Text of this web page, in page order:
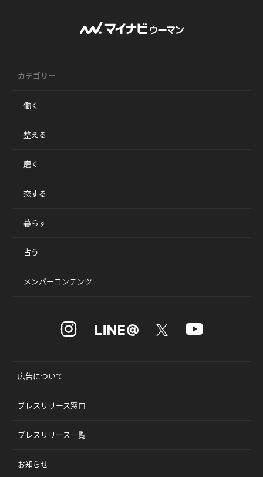
カテゴリー
働く
整える
磨く
恋する
暮らす
占う
メンバーコンテンツ
広告について
プレスリリース窓口
プレスリリース一覧
お知らせ